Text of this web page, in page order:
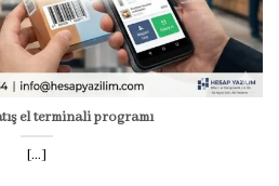
el terminali programı
[...]